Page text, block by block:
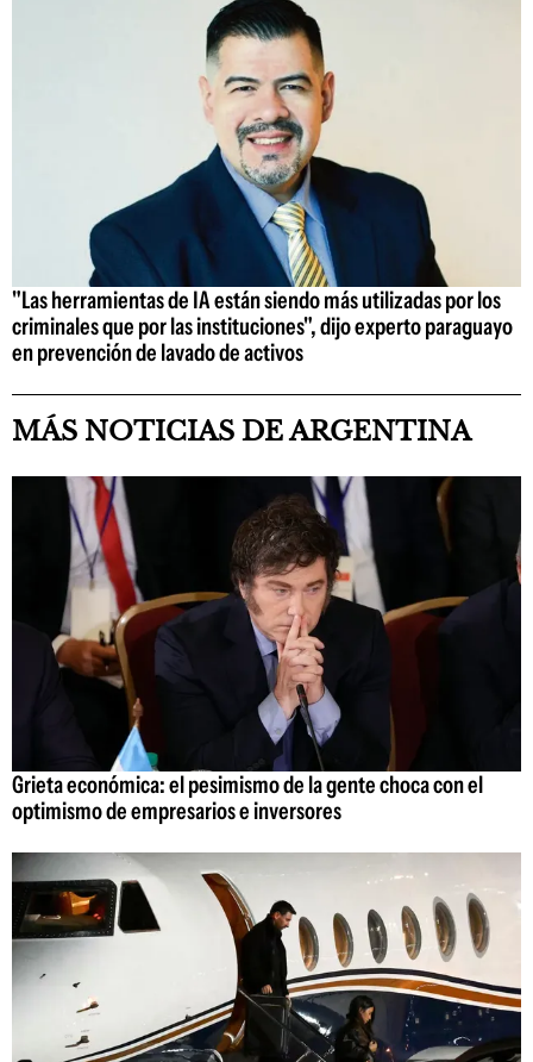
"Las herramientas de IA están siendo más utilizadas por los
criminales que por las instituciones", dijo experto paraguayo
en prevención de lavado de activos
MÁS NOTICIAS DE ARGENTINA
Grieta económica: el pesimismo de la gente choca con el
optimismo de empresarios e inversores